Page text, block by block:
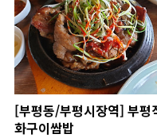
[부평동/부평시장역] 부평
화구이쌈밥